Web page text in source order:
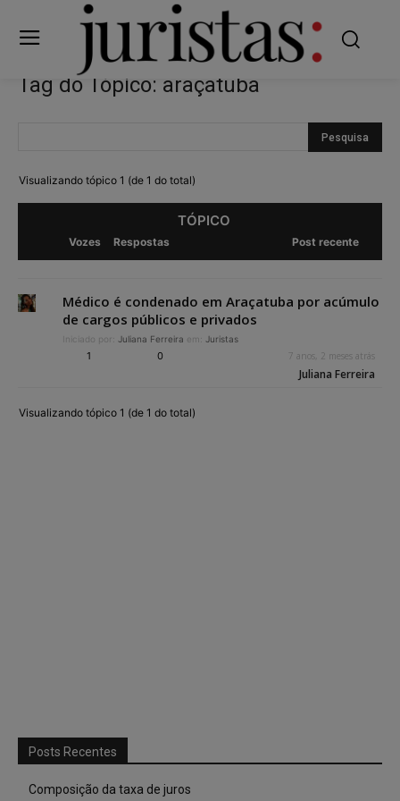
Tag do Tópico: araçatuba
Visualizando tópico 1 (de 1 do total)
TÓPICO
Vozes Respostas Post recente
Médico é condenado em Araçatuba por acúmulo
de cargos públicos e privados
Iniciado por: Juliana Ferreira em: Juristas
1 0 7 anos, 2 meses atrás
Juliana Ferreira
Visualizando tópico 1 (de 1 do total)
Posts Recentes
Composição da taxa de juros